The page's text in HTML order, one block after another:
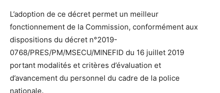
L’adoption de ce décret permet un meilleur
fonctionnement de la Commission, conformément aux
dispositions du décret n°2019-
0768/PRES/PM/MSECU/MINEFID du 16 juillet 2019
portant modalités et critères d’évaluation et
d’avancement du personnel du cadre de la police
nationale.